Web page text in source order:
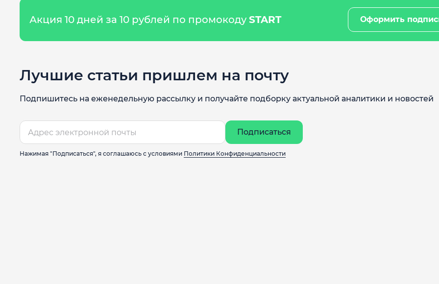
Акция 10 дней за 10 рублей по промокодуSTART Оформить
Лучшие статьи пришлем на почту
Подпишитесь на еженедельную рассылку и получайте подборку актуальной аналитики и новостей
Подписаться
Нажимая "Подписаться", я соглашаюсь с условиями Политики Конфиденциальности